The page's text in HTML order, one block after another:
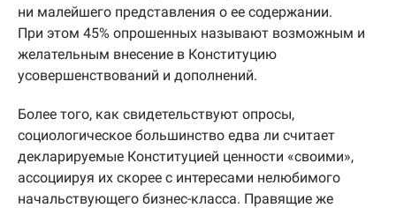
ни малейшего представления о ее содержании.
При этом 45% опрошенных называют возможным и
желательным внесение в Конституцию
усовершенствований и дополнений.
Более того, как свидетельствуют опросы,
социологическое большинство едва ли считает
декларируемые Конституцией ценности «своими»,
ассоциируя их скорее с интересами нелюбимого
начальствующего бизнес-класса. Правящие же